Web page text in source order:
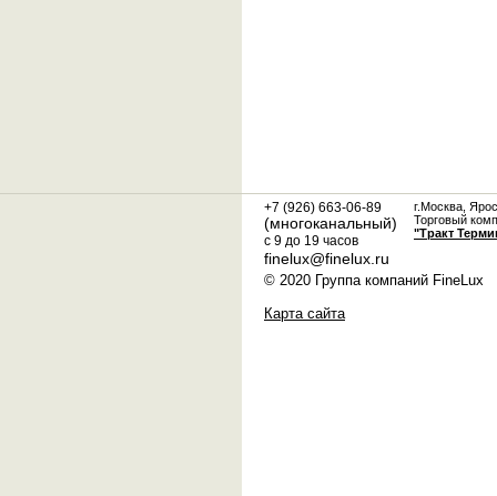
+7 (926) 663-06-89
(многоканальный)
с 9 до 19 часов
finelux@finelux.ru
г.Москва,
Торговый
"Тракт
© 2020 Группа компаний FineLux
Карта сайта